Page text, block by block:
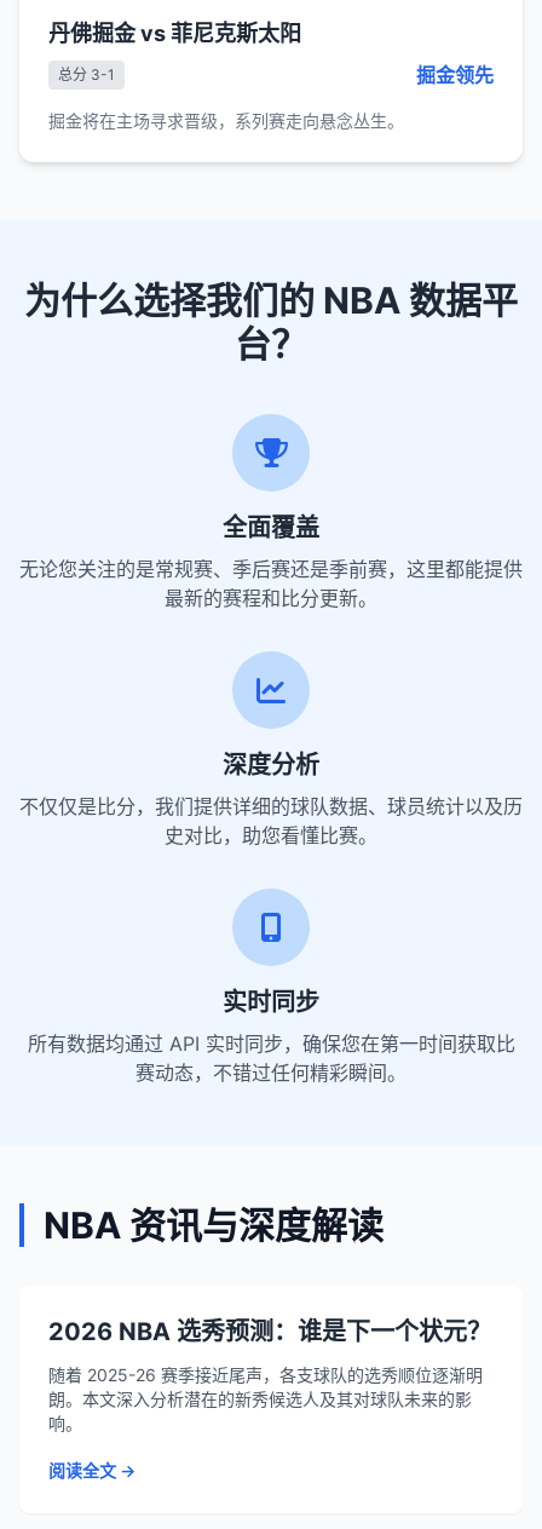
丹佛掘金 vs 菲尼克斯太阳
总分 3-1 掘金领先
掘金将在主场寻求晋级，系列赛走向悬念丛生。
为什么选择我们的 NBA 数据平
台？
全面覆盖
无论您关注的是常规赛、季后赛还是季前赛，这里都能提供
最新的赛程和比分更新。
深度分析
不仅仅是比分，我们提供详细的球队数据、球员统计以及历
史对比，助您看懂比赛。
实时同步
所有数据均通过 API 实时同步，确保您在第一时间获取比
赛动态，不错过任何精彩瞬间。
NBA 资讯与深度解读
2026 NBA 选秀预测：谁是下一个状元？
随着 2025-26 赛季接近尾声，各支球队的选秀顺位逐渐明
朗。本文深入分析潜在的新秀候选人及其对球队未来的影
响。
阅读全文 →